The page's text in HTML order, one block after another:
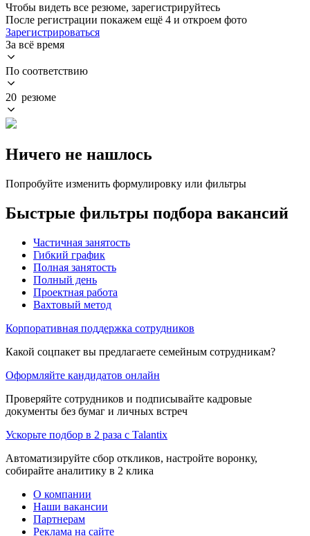
Чтобы видеть все резюме, зарегистрируйтесь
После регистрации покажем ещё 4 и откроем фото
Зарегистрироваться
За всё время
По соответствию
20 резюме
Ничего не нашлось
Попробуйте изменить формулировку или фильтры
Быстрые фильтры подбора вакансий
Частичная занятость
Гибкий график
Полная занятость
Полный день
Проектная работа
Вахтовый метод
Корпоративная поддержка сотрудников
Какой соцпакет вы предлагаете семейным сотрудникам?
Оформляйте кандидатов онлайн
Проверяйте сотрудников и подписывайте кадровые
документы без бумаг и личных встреч
Ускорьте подбор в 2 раза с Talantix
Автоматизируйте сбор откликов, настройте воронку,
собирайте аналитику в 2 клика
О компании
Наши вакансии
Партнерам
Реклама на сайте